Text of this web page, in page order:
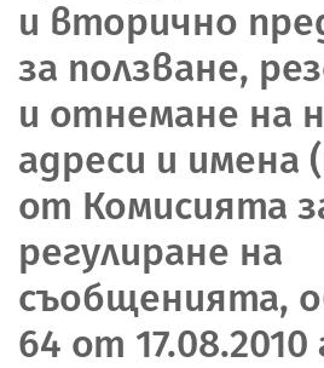
и вторично
за ползване,
и отнемане на
адреси и имена
от Комисията
регулиране на
съобщенията,
64 от 17.08.2010